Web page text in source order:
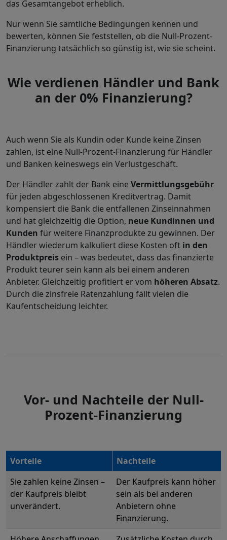
das Gesamtangebot erheblich.
Nur wenn Sie sämtliche Bedingungen kennen und
bewerten, können Sie feststellen, ob die Null-Prozent-
Finanzierung tatsächlich so günstig ist, wie sie scheint.
Wie verdienen Händler und Bank
an der 0% Finanzierung?
Auch wenn Sie als Kundin oder Kunde keine Zinsen
zahlen, ist eine Null-Prozent-Finanzierung für Händler
und Banken keineswegs ein Verlustgeschäft.
Der Händler zahlt der Bank eine Vermittlungsgebühr
für jeden abgeschlossenen Kreditvertrag. Damit
kompensiert die Bank die entfallenen Zinseinnahmen
und hat gleichzeitig die Option, neue Kundinnen und
Kunden für weitere Finanzprodukte zu gewinnen. Der
Händler wiederum kalkuliert diese Kosten oft in den
Produktpreis ein – was bedeutet, dass das finanzierte
Produkt teurer sein kann als bei einem anderen
Anbieter. Gleichzeitig profitiert er vom höheren Absatz.
Durch die zinsfreie Ratenzahlung fällt vielen die
Kaufentscheidung leichter.
Vor- und Nachteile der Null-
Prozent-Finanzierung
Vorteile
Nachteile
Sie zahlen keine Zinsen –
der Kaufpreis bleibt
unverändert.
Der Kaufpreis kann höher
sein als bei anderen
Anbietern ohne
Finanzierung.